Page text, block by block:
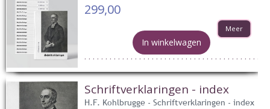
299,00
Meer
In winkelwagen
Schriftverklaringen - index
H.F. Kohlbrugge - Schriftverklaringen - index